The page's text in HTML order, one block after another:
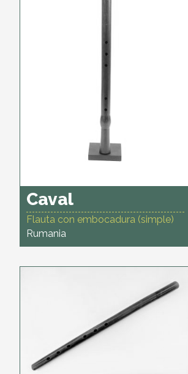
Caval
Flauta con embocadura (simple)
Rumania